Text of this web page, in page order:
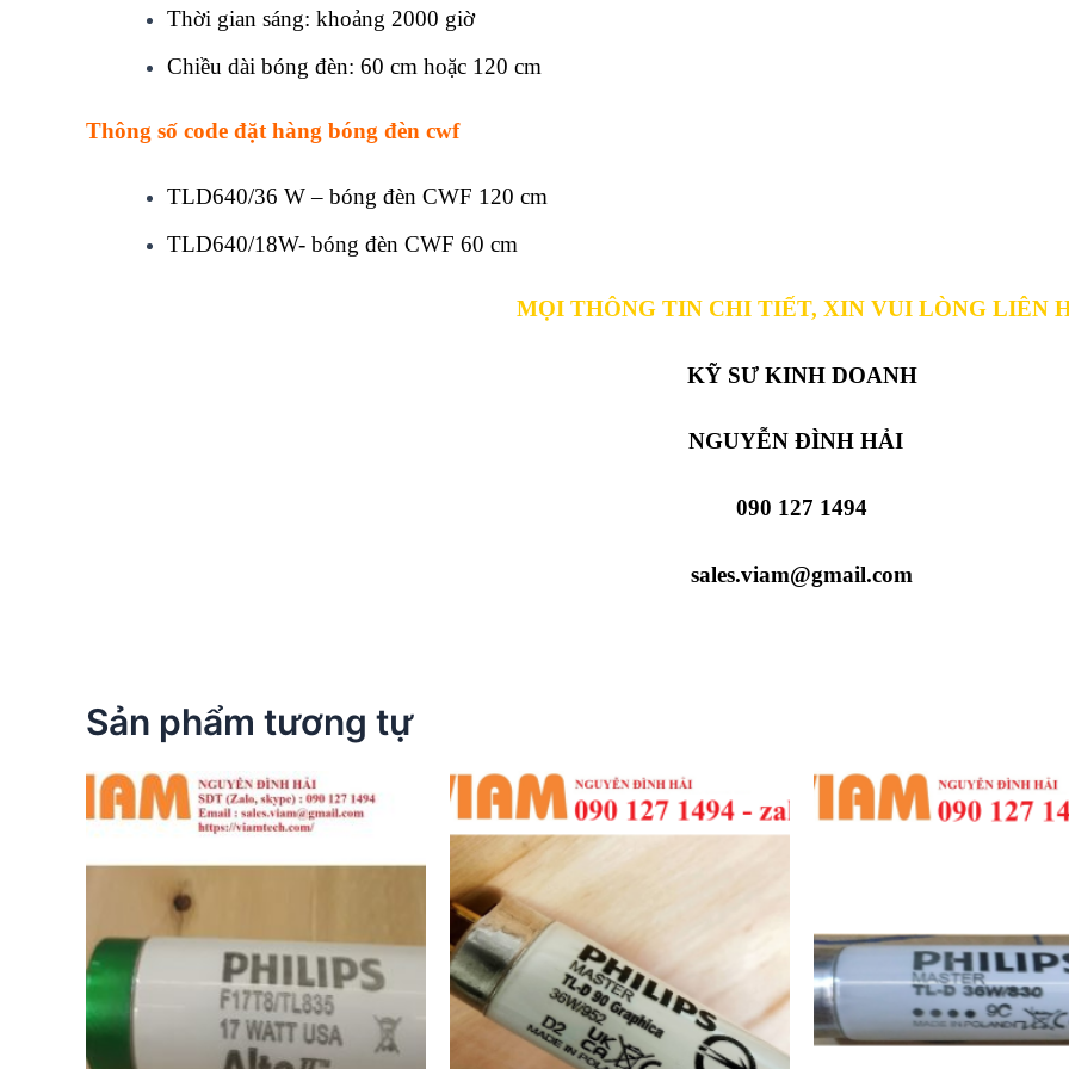
Thời gian sáng: khoảng 2000 giờ
Chiều dài bóng đèn: 60 cm hoặc 120 cm
Thông số code đặt hàng bóng đèn cwf
TLD640/36 W – bóng đèn CWF 120 cm
TLD640/18W- bóng đèn CWF 60 cm
MỌI THÔNG TIN CHI TIẾT, XIN VUI LÒNG LIÊN
KỸ SƯ KINH DOANH
NGUYỄN ĐÌNH HẢI
090 127 1494
sales.viam@gmail.com
Sản phẩm tương tự